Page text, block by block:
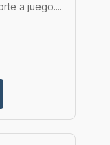
a juego....